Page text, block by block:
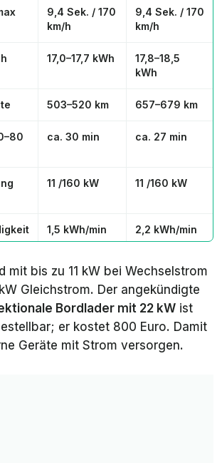
9,4 Sek. / 170
km/h
9,4 Sek. / 170
km/h
17,0–17,7 kWh
17,8–18,5
kWh
503–520 km 657–679 km
80
ca. 30 min ca. 27 min
11 /160 kW 11 /160 kW
1,5 kWh/min 2,2 kWh/min
km/min
km/min
1.250 kg 1.200 kg
mit bis zu 11 kW bei Wechselstrom
Gleichstrom. Der angekündigte
Bordlader mit 22 kW ist
er kostet 800 Euro. Damit
Geräte mit Strom versorgen.